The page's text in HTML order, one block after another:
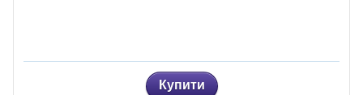
Купити